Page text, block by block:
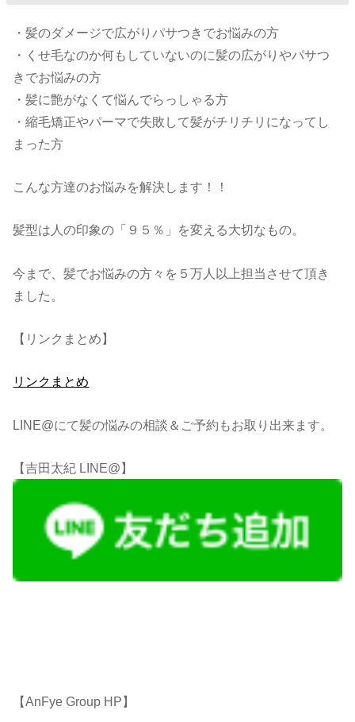
・髪のダメージで広がりパサつきでお悩みの方
・くせ毛なのか何もしていないのに髪の広がりやパサつ
きでお悩みの方
・髪に艶がなくて悩んでらっしゃる方
・縮毛矯正やパーマで失敗して髪がチリチリになってし
まった方
こんな方達のお悩みを解決します！！
髪型は人の印象の「９５％」を変える大切なもの。
今まで、髪でお悩みの方々を５万人以上担当させて頂き
ました。
【リンクまとめ】
リンクまとめ
LINE@にて髪の悩みの相談＆ご予約もお取り出来ます。
【吉田太紀 LINE@】
【AnFye Group HP】